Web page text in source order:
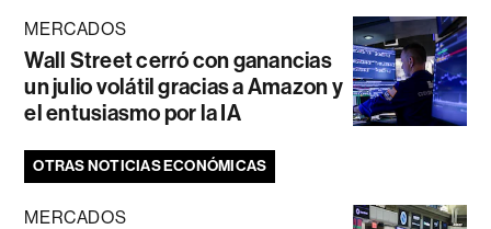
MERCADOS
Wall Street cerró con ganancias
un julio volátil gracias a Amazon y
el entusiasmo por la IA
OTRAS NOTICIAS ECONÓMICAS
MERCADOS